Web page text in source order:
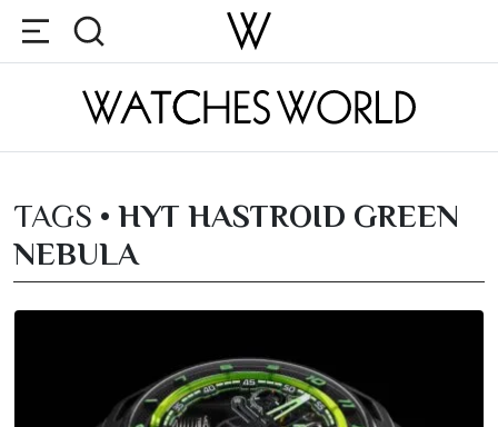
TAGS • HYT HASTROID GREEN
NEBULA